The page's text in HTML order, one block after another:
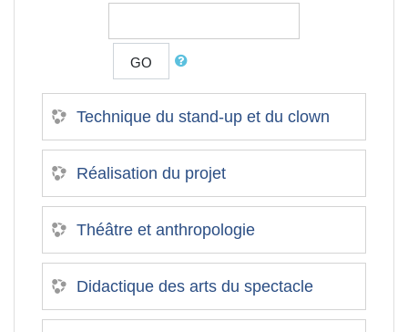
GO
Technique du stand-up et du clown
Réalisation du projet
Théâtre et anthropologie
Didactique des arts du spectacle